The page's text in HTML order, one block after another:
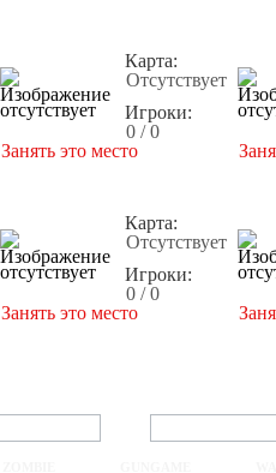
Карта:
Отсутствует
Игроки:
0 / 0
Занять это место
Карта:
Отсутствует
Игроки:
0 / 0
Занять это место